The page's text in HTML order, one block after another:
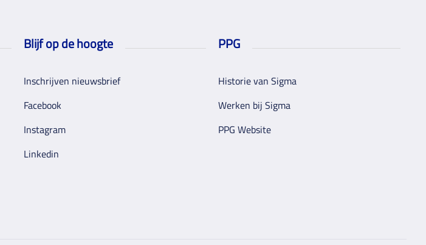
Blijf op de hoogte
Inschrijven nieuwsbrief
Facebook
Instagram
Linkedin
PPG
Historie van Sigma
Werken bij Sigma
PPG Website